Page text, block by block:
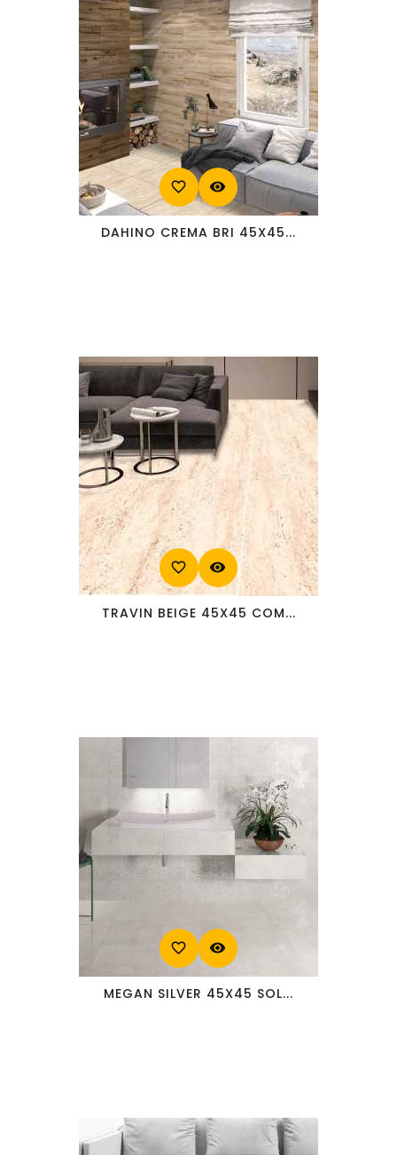
favorite_border visibility
DAHINO CREMA BRI 45X45...
favorite_border visibility
TRAVIN BEIGE 45X45 COM...
favorite_border visibility
MEGAN SILVER 45X45 SOL...